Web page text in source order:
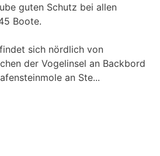
guten Schutz bei allen
Boote.
sich nördlich von
der Vogelinsel an Backbord
an Ste...